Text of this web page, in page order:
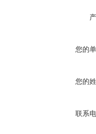
您的
您的
联系